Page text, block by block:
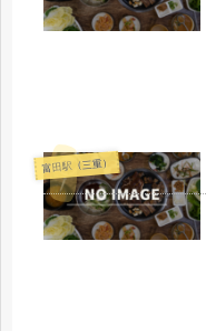
富田駅（三重）